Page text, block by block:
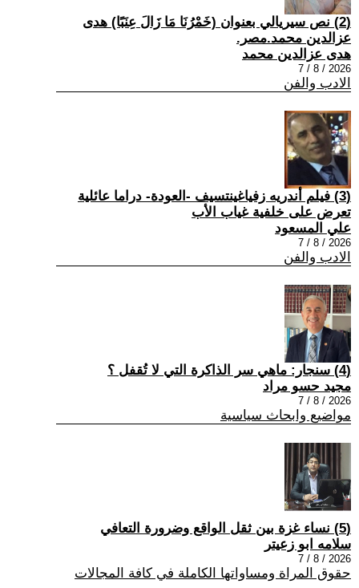
(2) نص سيريالي بعنوان (خَمْرُنَا مَا زَالَ عِنَبًا) هدى
عزالدين محمد.مصر.
هدى عزالدين محمد
2026 / 8 / 7
الادب والفن
(3) فيلم أندريه زفياغينتسيف -العودة- دراما عائلية
تعرض على خلفية غياب الأب
علي المسعود
2026 / 8 / 7
الادب والفن
(4) سنجار: ماهي سر الذاكرة التي لا تُقفل ؟
مجيد حسو مراد
2026 / 8 / 7
مواضيع وابحاث سياسية
(5) نساء غزة بين ثقل الواقع وضرورة التعافي
سلامه ابو زعيتر
2026 / 8 / 7
حقوق المراة ومساواتها الكاملة في كافة المجالات